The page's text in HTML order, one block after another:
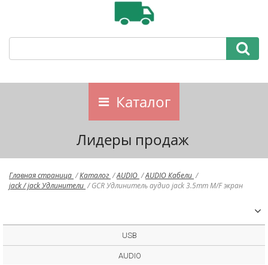
Каталог
Лидеры продаж
Главная страница /Каталог /AUDIO /AUDIO Кабели /
jack / jack Удлинители / GCR Удлинитель аудио jack 3.5mm M/F экран
USB
AUDIO